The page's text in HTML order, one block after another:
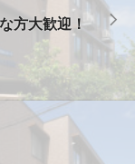
方大歓迎！